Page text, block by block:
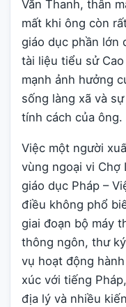
Văn Thanh, thân
mất khi ông còn
giáo dục phần lớn
tài liệu tiểu sử
mạnh ảnh hưởng
sống làng xã và
tính cách của ông.
Việc một người
vùng ngoại vi Chợ
giáo dục Pháp –
điều không phổ
giai đoạn bộ máy
thông ngôn, thư
vụ hoạt động
xúc với tiếng
địa lý và nhiều